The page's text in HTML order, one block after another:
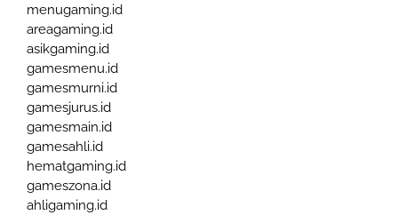
menugaming.id
areagaming.id
asikgaming.id
gamesmenu.id
gamesmurni.id
gamesjurus.id
gamesmain.id
gamesahli.id
hematgaming.id
gameszona.id
ahligaming.id